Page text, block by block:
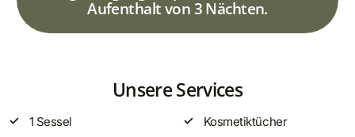
Aufenthalt von 3 Nächten.
Unsere Services
1 Sessel
Kosmetiktücher